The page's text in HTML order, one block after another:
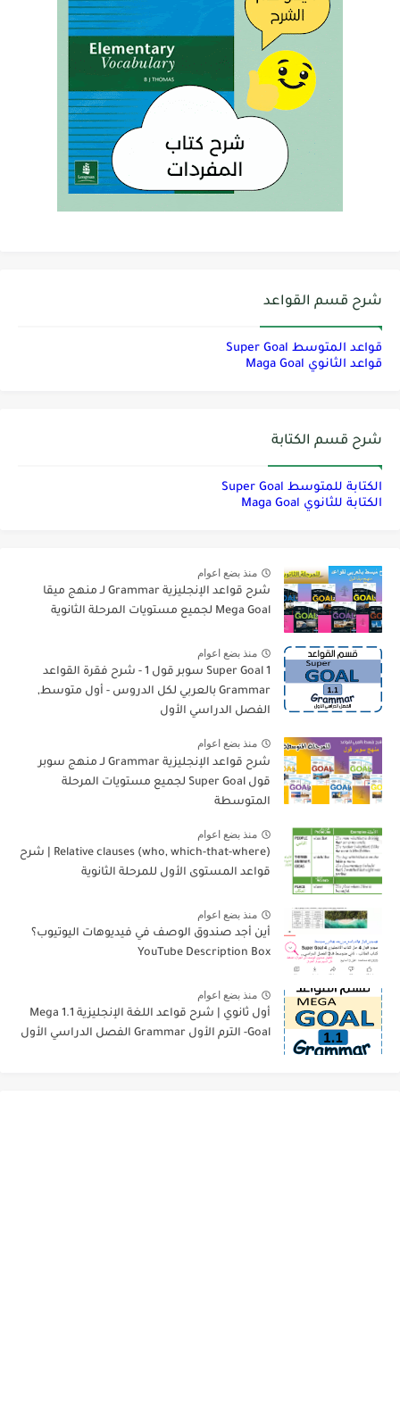
شرح قسم القواعد
قواعد المتوسط Super Goal
قواعد الثانوي Maga Goal
شرح قسم الكتابة
الكتابة للمتوسط Super Goal
الكتابة للثانوي Maga Goal
منذ بضع اعوام
شرح قواعد الإنجليزية Grammar لـ منهج ميقا
Mega Goal لجميع مستويات المرحلة الثانوية
منذ بضع اعوام
Super Goal 1 سوبر قول 1 - شرح فقرة القواعد
Grammar بالعربي لكل الدروس - أول متوسط,
الفصل الدراسي الأول
منذ بضع اعوام
شرح قواعد الإنجليزية Grammar لـ منهج سوبر
قول Super Goal لجميع مستويات المرحلة
المتوسطة
منذ بضع اعوام
Relative clauses (who, which-that-where) | شرح
قواعد المستوى الأول للمرحلة الثانوية
منذ بضع اعوام
أين أجد صندوق الوصف في فيديوهات اليوتيوب؟
YouTube Description Box
منذ بضع اعوام
أول ثانوي | شرح قواعد اللغة الإنجليزية 1.1 Mega
Goal- الترم الأول Grammar الفصل الدراسي الأول